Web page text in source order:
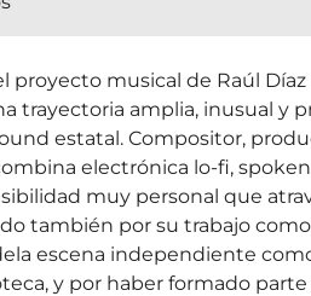
proyecto musical de Raúl Díaz
trayectoria amplia, inusual y
estatal. Compositor,
electrónica lo-fi,
muy personal que
también por su trabajo
escena independiente
y por haber formado